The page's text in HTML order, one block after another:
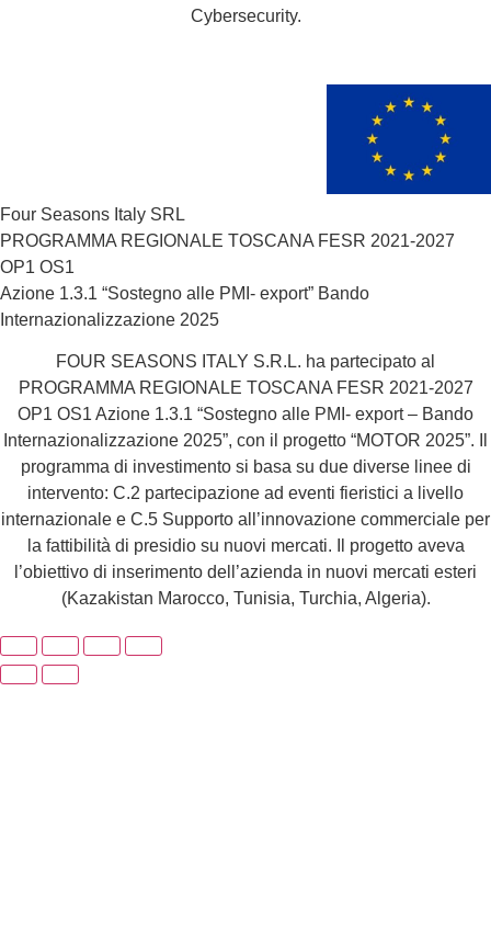
Cybersecurity.
Four Seasons Italy SRL
PROGRAMMA REGIONALE TOSCANA FESR 2021-2027
OP1 OS1
Azione 1.3.1 “Sostegno alle PMI- export” Bando
Internazionalizzazione 2025
FOUR SEASONS ITALY S.R.L. ha partecipato al
PROGRAMMA REGIONALE TOSCANA FESR 2021-2027
OP1 OS1 Azione 1.3.1 “Sostegno alle PMI- export – Bando
Internazionalizzazione 2025”, con il progetto “MOTOR 2025”. Il
programma di investimento si basa su due diverse linee di
intervento: C.2 partecipazione ad eventi fieristici a livello
internazionale e C.5 Supporto all’innovazione commerciale per
la fattibilità di presidio su nuovi mercati. Il progetto aveva
l’obiettivo di inserimento dell’azienda in nuovi mercati esteri
(Kazakistan Marocco, Tunisia, Turchia, Algeria).